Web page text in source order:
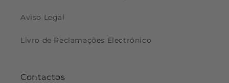
Aviso Legal
Livro de Reclamações Electrónico
Contactos